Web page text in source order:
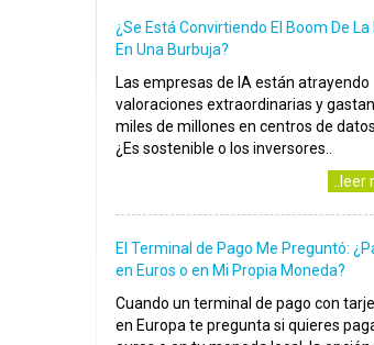
¿Se Está Convirtiendo El Boom De La
En Una Burbuja?
Las empresas de IA están atrayendo
valoraciones extraordinarias y
miles de millones en centros de
¿Es sostenible o los inversores..
..leer
El Terminal de Pago Me Preguntó:
en Euros o en Mi Propia Moneda?
Cuando un terminal de pago con
en Europa te pregunta si quieres